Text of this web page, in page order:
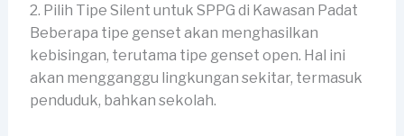
2. Pilih Tipe Silent untuk SPPG di Kawasan Padat
Beberapa tipe genset akan menghasilkan
kebisingan, terutama tipe genset open. Hal ini
akan mengganggu lingkungan sekitar, termasuk
penduduk, bahkan sekolah.